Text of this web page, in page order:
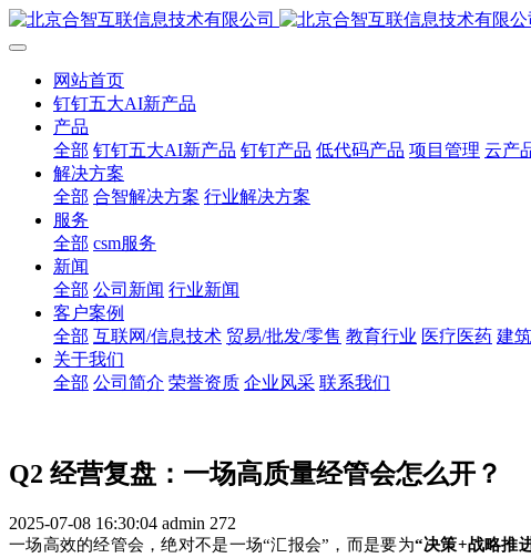
网站首页
钉钉五大AI新产品
产品
全部 钉钉五大AI新产品 钉钉产品 低代码产品 项目管理 云产
解决方案
全部 合智解决方案 行业解决方案
服务
全部 csm服务
新闻
全部 公司新闻 行业新闻
客户案例
全部 互联网/信息技术 贸易/批发/零售 教育行业 医疗医药 建
关于我们
全部 公司简介 荣誉资质 企业风采 联系我们
Q2 经营复盘：一场高质量经管会怎么开？
2025-07-08 16:30:04 admin 272
一场高效的经管会，绝对不是一场“汇报会”，而是要为“决策+战略推